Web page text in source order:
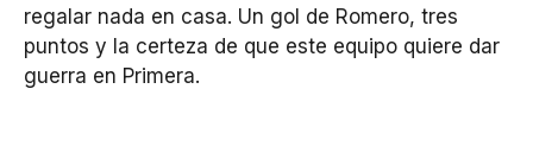
regalar nada en casa. Un gol de Romero, tres
puntos y la certeza de que este equipo quiere dar
guerra en Primera.